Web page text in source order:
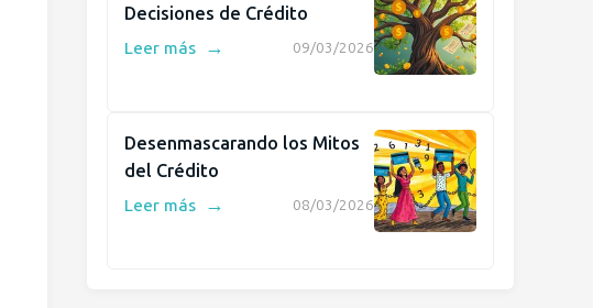
Decisiones de Crédito
09/03/2026
Leer más →
Desenmascarando los Mitos
del Crédito
08/03/2026
Leer más →